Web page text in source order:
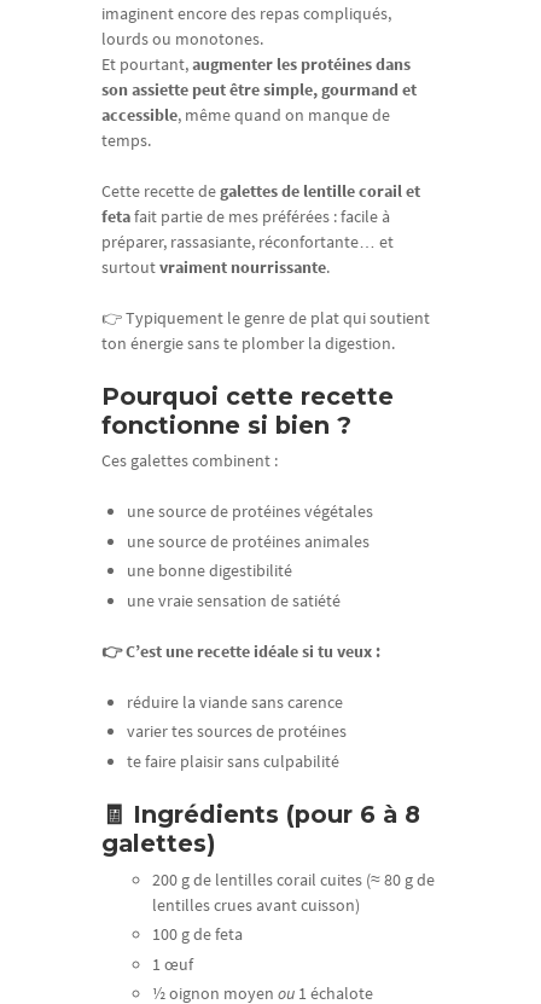
imaginent encore des repas compliqués,
lourds ou monotones.
Et pourtant,augmenter les protéines dans
son assiette peut être simple, gourmand et
accessible, même quand on manque de
temps.
Cette recette degalettes de lentille corail et
fetafait partie de mes préférées : facile à
préparer, rassasiante, réconfortante… et
surtoutvraiment nourrissante.
👉 Typiquement le genre de plat qui soutient
ton énergie sans te plomber la digestion.
Pourquoi cette recette
fonctionne si bien ?
Ces galettes combinent :
une source de protéines végétales
une source de protéines animales
une bonne digestibilité
une vraie sensation de satiété
👉 C’est une recette idéale si tu veux :
réduire la viande sans carence
varier tes sources de protéines
te faire plaisir sans culpabilité
🧾 Ingrédients (pour 6 à 8
galettes)
200 g de lentilles corail cuites (≈ 80 g de
lentilles crues avant cuisson)
100 g de feta
1 œuf
½ oignon moyen ou 1 échalote